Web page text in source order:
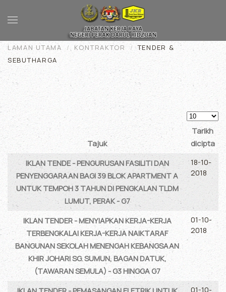
Skip to main content
LAMAN UTAMA KONTRAKTOR
TENDER &
SEBUTHARGA
Papar #
Articles
Tajuk
Tarikh
dicipta
IKLAN TENDE - PENGURUSAN FASILITI DAN
PENYENGGARAAN BAGI 39 BLOK APARTMENT A
UNTUK TEMPOH 3 TAHUN DI PENGKALAN TLDM
LUMUT, PERAK - G7
18-10-
2018
IKLAN TENDER - MENYIAPKAN KERJA-KERJA
TERBENGKALAI KERJA-KERJA NAIKTARAF
BANGUNAN SEKOLAH MENENGAH KEBANGSAAN
KHIR JOHARI SG. SUMUN, BAGAN DATUK,
(TAWARAN SEMULA) - G3 HINGGA G7
01-10-
2018
01-10-